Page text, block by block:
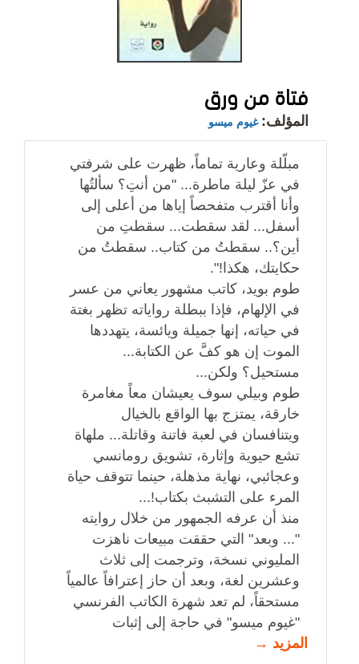
فتاة من ورق
المؤلف: غيوم ميسو
مبلّلة وعارية تماماً، ظهرت على شرفتي
في عزّ ليلة ماطرة... "من أنتِ؟ سألتُها
وأنا أقترب متفحصاً إياها من أعلى إلى
أسفل... لقد سقطت... سقطتِ من
أين؟.. سقطتُ من كتاب.. سقطتُ من
حكايتك، هكذا!".
طوم بويد، كاتب مشهور يعاني من عسر
في الإلهام، فإذا ببطلة رواياته تظهر بغتة
في حياته، إنها جميلة ويائسة، يتهددها
الموت إن هو كفَّ عن الكتابة...
مستحيل؟ ولكن...
طوم وبيلي سوف يعيشان معاً مغامرة
خارقة، يمتزج بها الواقع بالخيال
ويتنافسان في لعبة فاتنة وقاتلة... ملهاة
تشع حيوية وإثارة، تشويق رومانسي
وعجائبي، نهاية مذهلة، حينما تتوقف حياة
المرء على التشبث بكتاب!...
منذ أن عرفه الجمهور من خلال روايته
"... وبعد" التي حققت مبيعات ناهزت
المليوني نسخة، وترجمت إلى ثلاث
وعشرين لغة، وبعد أن حاز إعترافاً عالمياً
مستحقاً، لم تعد شهرة الكاتب الفرنسي
"غيوم ميسو" في حاجة إلى إثبات
المزيد →